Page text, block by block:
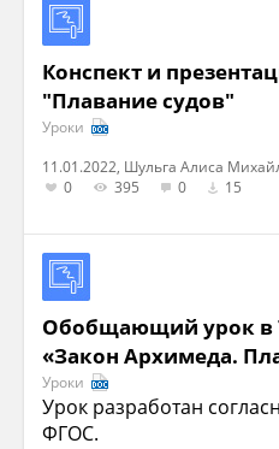
Конспект и
"Плавание судов"
Уроки
11.01.2022, Шульга Алиса
0
395 0 15
Обобщающий урок в
«Закон Архимеда.
Уроки
Урок разработан
ФГОС.